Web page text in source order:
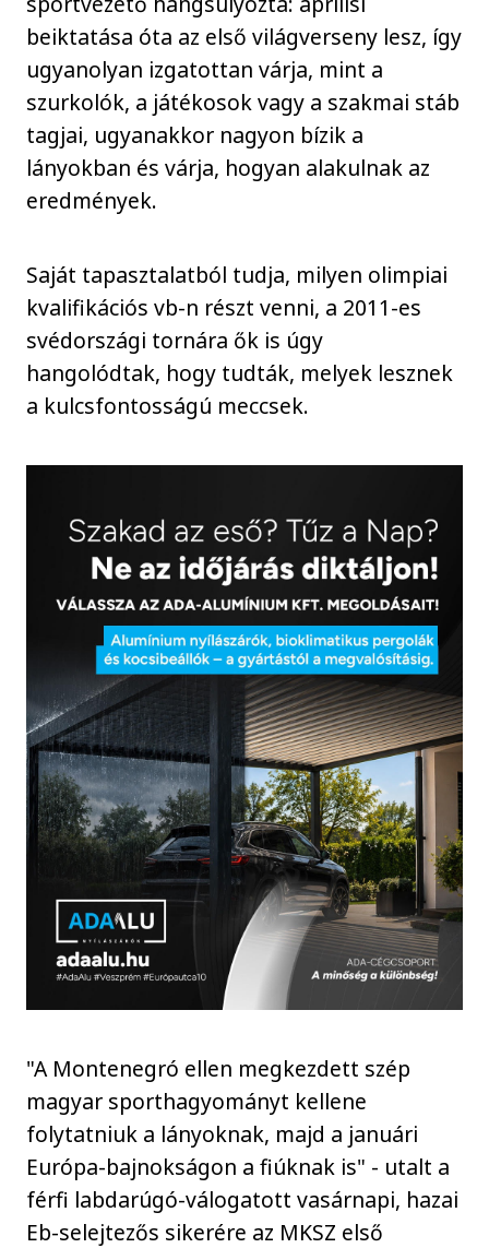
beiktatása óta az első világverseny lesz, így
ugyanolyan izgatottan várja, mint a
szurkolók, a játékosok vagy a szakmai stáb
tagjai, ugyanakkor nagyon bízik a
lányokban és várja, hogyan alakulnak az
eredmények.
Saját tapasztalatból tudja, milyen olimpiai
kvalifikációs vb-n részt venni, a 2011-es
svédországi tornára ők is úgy
hangolódtak, hogy tudták, melyek lesznek
a kulcsfontosságú meccsek.
"A Montenegró ellen megkezdett szép
magyar sporthagyományt kellene
folytatniuk a lányoknak, majd a januári
Európa-bajnokságon a fiúknak is" - utalt a
férfi labdarúgó-válogatott vasárnapi, hazai
Eb-selejtezős sikerére az MKSZ első